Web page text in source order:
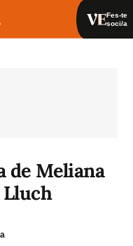
Fes-te
soci/a
de Meliana
Lluch